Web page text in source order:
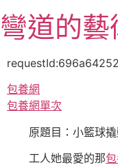
至
主
容
彎道的藝
包養網
包養網單次
原題目：小籃球
工人她最愛的那